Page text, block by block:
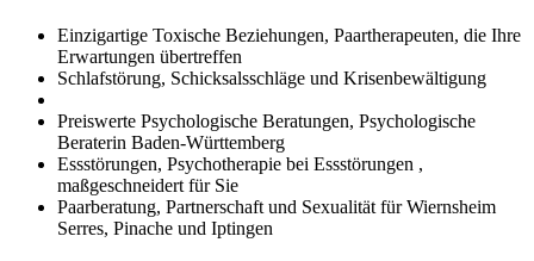
Einzigartige Toxische Beziehungen, Paartherapeuten, die Ihre
Erwartungen übertreffen
Schlafstörung, Schicksalsschläge und Krisenbewältigung
Preiswerte Psychologische Beratungen, Psychologische
Beraterin Baden-Württemberg
Essstörungen, Psychotherapie bei Essstörungen ,
maßgeschneidert für Sie
Paarberatung, Partnerschaft und Sexualität für Wiernsheim
Serres, Pinache und Iptingen